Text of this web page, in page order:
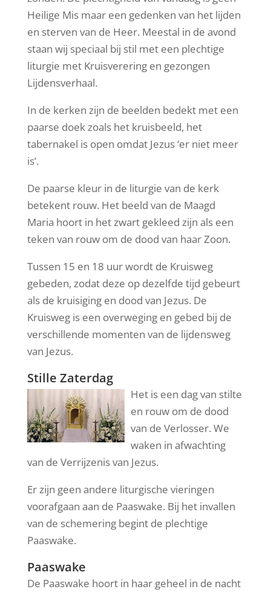
Heilige Mis maar een gedenken van het lijden
en sterven van de Heer. Meestal in de avond
staan wij speciaal bij stil met een plechtige
liturgie met Kruisverering en gezongen
Lijdensverhaal.
In de kerken zijn de beelden bedekt met een
paarse doek zoals het kruisbeeld, het
tabernakel is open omdat Jezus ‘er niet meer
is’.
De paarse kleur in de liturgie van de kerk
betekent rouw. Het beeld van de Maagd
Maria hoort in het zwart gekleed zijn als een
teken van rouw om de dood van haar Zoon.
Tussen 15 en 18 uur wordt de Kruisweg
gebeden, zodat deze op dezelfde tijd gebeurt
als de kruisiging en dood van Jezus. De
Kruisweg is een overweging en gebed bij de
verschillende momenten van de lijdensweg
van Jezus.
Stille Zaterdag
Het is een dag van stilte
en rouw om de dood
van de Verlosser. We
waken in afwachting
van de Verrijzenis van Jezus.
Er zijn geen andere liturgische vieringen
voorafgaan aan de Paaswake. Bij het invallen
van de schemering begint de plechtige
Paaswake.
Paaswake
De Paaswake hoort in haar geheel in de nacht